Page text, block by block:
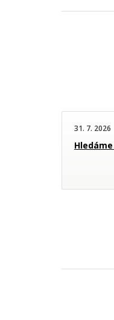
31. 7. 2026